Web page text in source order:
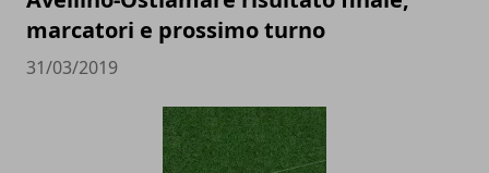
marcatori e prossimo turno
31/03/2019